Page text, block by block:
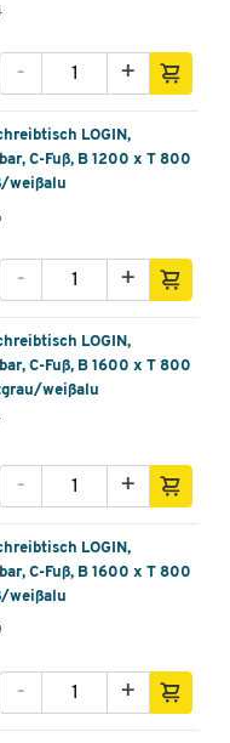
+
-
LOGIN,
C-Fuß, B 1200 x T 800
weißalu
+
-
LOGIN,
C-Fuß, B 1600 x T 800
weißalu
+
-
LOGIN,
C-Fuß, B 1600 x T 800
weißalu
+
-